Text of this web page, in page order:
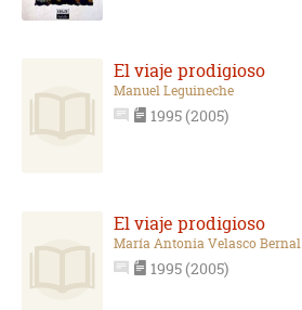
El viaje prodigioso
Manuel Leguineche
1995 (2005)
El viaje prodigioso
María Antonia Velasco Bernal
1995 (2005)